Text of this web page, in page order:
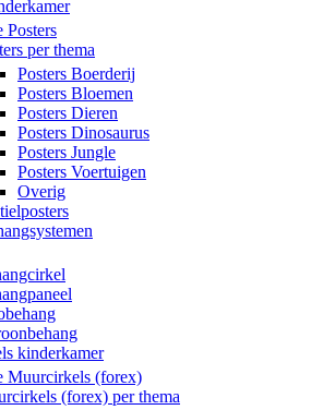
Posters
per thema
Posters Boerderij
Posters Bloemen
Posters Dieren
Posters Dinosaurus
Posters Jungle
Posters Voertuigen
Overig
kinderkamer
Muurcirkels (forex)
(forex) per thema